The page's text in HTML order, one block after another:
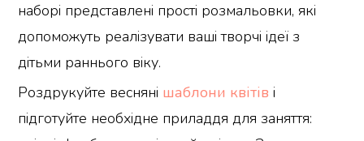
наборі представлені прості розмальовки, які
допоможуть реалізувати ваші творчі ідеї з
дітьми раннього віку.
Роздрукуйте весняні шаблони квітів і
підготуйте необхідне приладдя для заняття: